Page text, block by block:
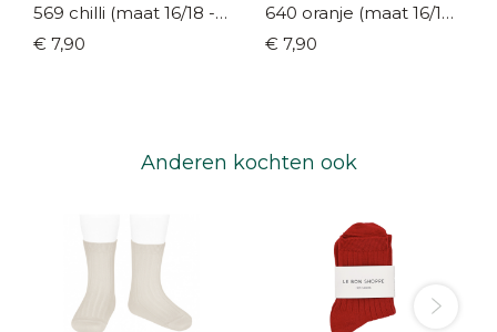
569 chilli (maat 16/18 -
36/39)
€ 7,90
640 oranje (maat 16/18 -
36/39)
€ 7,90
Anderen kochten ook